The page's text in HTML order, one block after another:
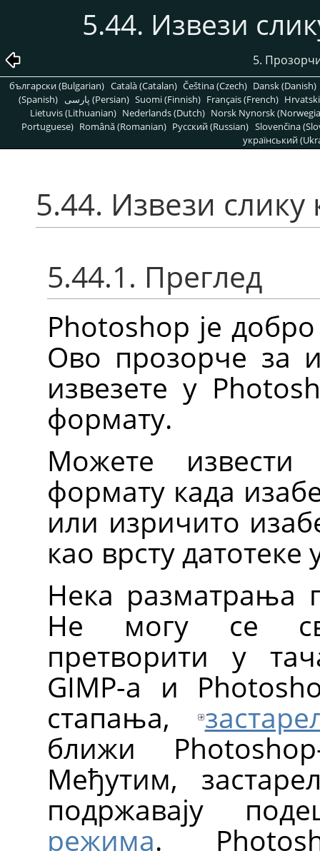
5.44. Извези
5.
български (Bulgarian) Català (Catalan) Čeština (Czech) Dansk (Danish)
(Spanish)
پارسی (Persian) Suomi (Finnish) Français (French)
Lietuvis (Lithuanian) Nederlands (Dutch) Norsk Nynorsk
Portuguese) Română (Romanian) Pусский (Russian) Slovenčina
український
5.44. Извези
5.44.1. Преглед
Photoshop је
Ово прозорче за
извезете у
формату.
Можете
формату када
или изричито
као врсту
Нека разматрања
Не могу се
претворити у
GIMP-а и
стапања,
ближи
Међутим,
подржавају
режима.